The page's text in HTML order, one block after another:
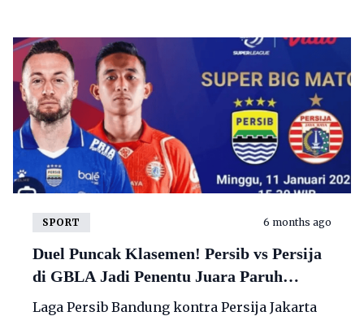
SPORT 6 months ago
Duel Puncak Klasemen! Persib vs Persija
di GBLA Jadi Penentu Juara Paruh
Musim, Kedua Tim Sama-Sama 35 Poin
Laga Persib Bandung kontra Persija Jakarta